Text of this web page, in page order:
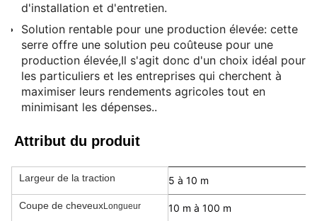
d'installation et d'entretien.
Solution rentable pour une production élevée: cette
serre offre une solution peu coûteuse pour une
production élevée,Il s'agit donc d'un choix idéal pour
les particuliers et les entreprises qui cherchent à
maximiser leurs rendements agricoles tout en
minimisant les dépenses..
Attribut du produit
Largeur de la traction 5 à 10 m
Coupe de cheveuxLongueur 10 m à 100 m